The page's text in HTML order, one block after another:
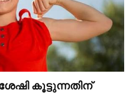
കൂട്ടുന്നതിന്